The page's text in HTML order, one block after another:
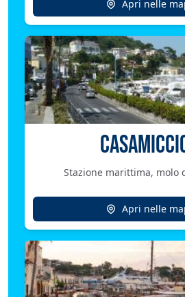
Apri nelle
Stazione marittima, molo
Apri nelle